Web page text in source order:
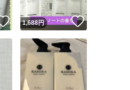
いいね！
1,688円 いいね！